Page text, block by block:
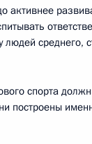
среднего,
спорта
построены